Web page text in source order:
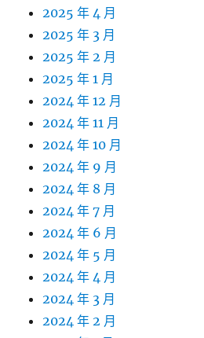
2025 年 4 月
2025 年 3 月
2025 年 2 月
2025 年 1 月
2024 年 12 月
2024 年 11 月
2024 年 10 月
2024 年 9 月
2024 年 8 月
2024 年 7 月
2024 年 6 月
2024 年 5 月
2024 年 4 月
2024 年 3 月
2024 年 2 月